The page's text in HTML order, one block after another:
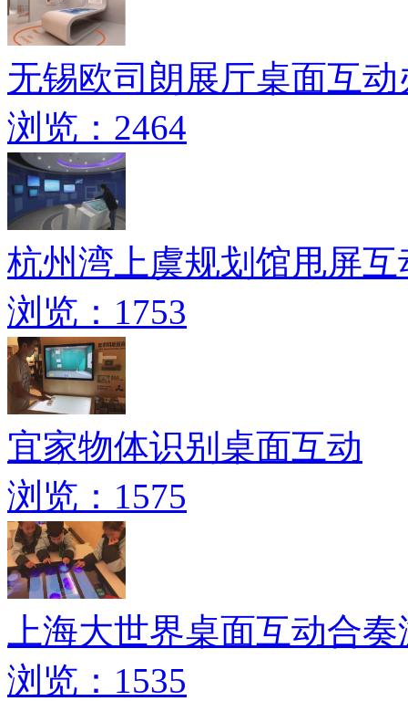
无锡欧司朗展厅桌面互
浏览：2464
杭州湾上虞规划馆甩屏互
浏览：1753
宜家物体识别桌面互动
浏览：1575
上海大世界桌面互动合
浏览：1535